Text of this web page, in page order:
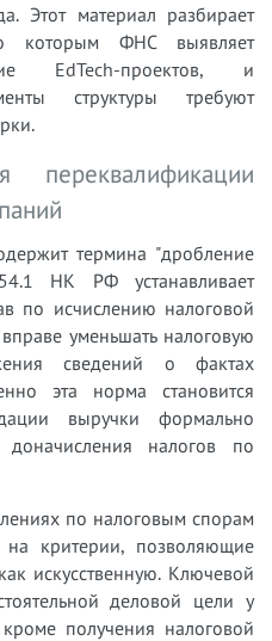
Этот материал разбирает
которым ФНС выявляет
EdTech-проектов, и
структуры требуют
переквалификации
термина "дробление
НК РФ устанавливает
по исчислению налоговой
уменьшать налоговую
сведений о фактах
эта норма становится
выручки формально
налогов по
по налоговым спорам
на критерии, позволяющие
искусственную. Ключевой
деловой цели у
получения налоговой